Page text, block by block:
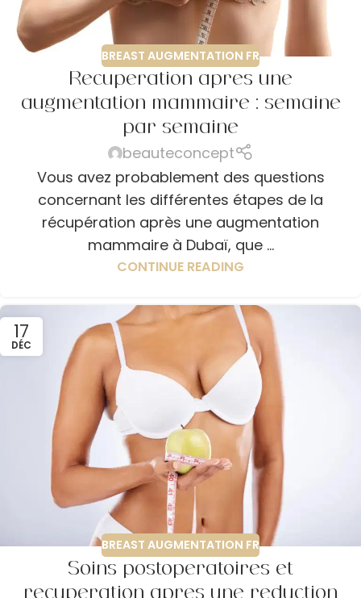
BREAST AUGMENTATION FR
Récupération après une
augmentation mammaire : semaine
par semaine
beauteconcept
Vous avez probablement des questions
concernant les différentes étapes de la
récupération après une augmentation
mammaire à Dubaï, que ...
CONTINUE READING
17
DÉC
BREAST AUGMENTATION FR
Soins postopératoires et
récupération après une réduction